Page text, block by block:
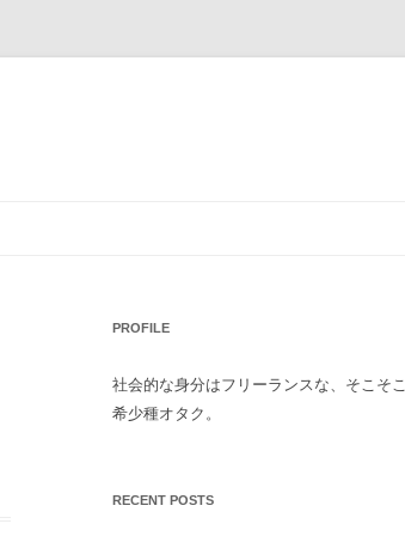
PROFILE
社会的な身分はフリーランスな、そこそこ
希少種オタク。
RECENT POSTS